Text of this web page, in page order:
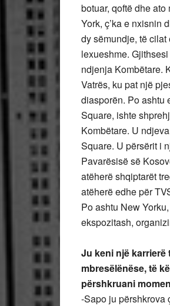
botuar, qoftë dhe
York, ç’ka e nxisnin
dy sëmundje, të
lexueshme.
ndjenja Kombëtare.
Vatrës, ku pat një
diasporën. Po ashtu
Square, ishte
Kombëtare. U
Square. U përsërit i
Pavarësisë së
atëherë shqiptarët
atëherë edhe për
Po ashtu New
ekspozitash,
Ju keni një karrierë
mbresëlënëse, të
përshkruani
-Sapo ju përshkrova